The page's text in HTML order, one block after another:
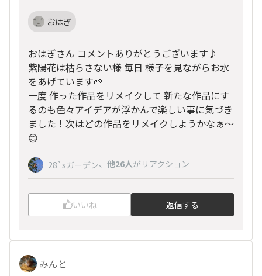
おはぎ
おはぎさん コメントありがとうございます♪
紫陽花は枯らさない様 毎日 様子を見ながらお水
をあげています🌱
一度 作った作品をリメイクして 新たな作品にす
るのも色々アイデアが浮かんで楽しい事に気づき
ました！次はどの作品をリメイクしようかなぁ〜
😊
28`sガーデン、 他26人がリアクション
いいね 返信する
みんと